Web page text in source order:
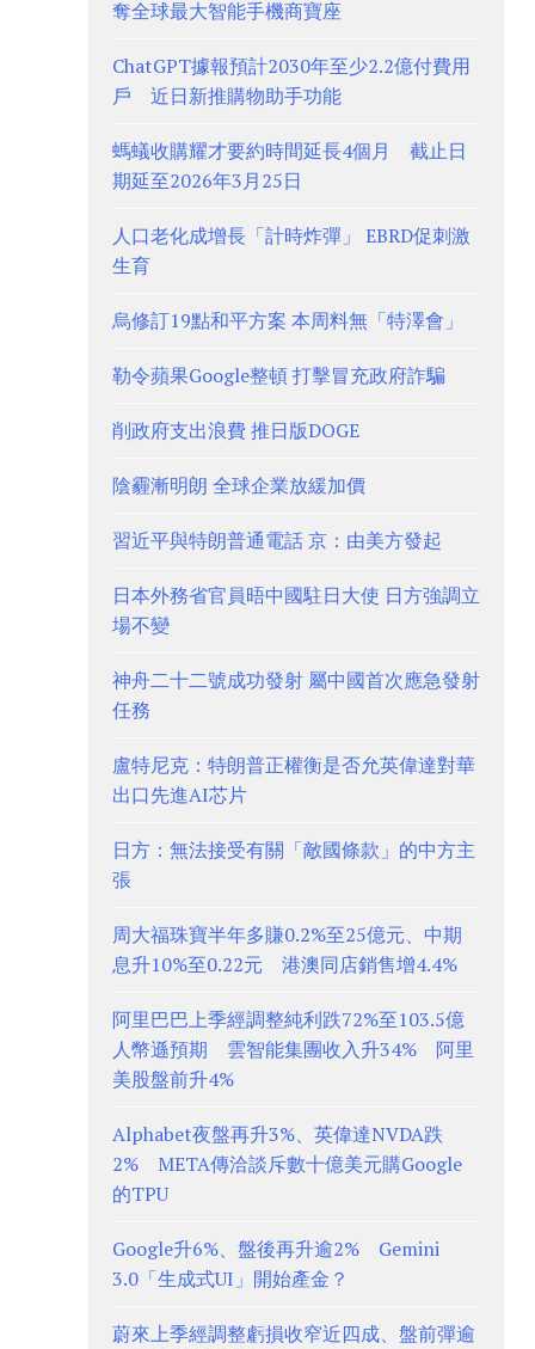
奪全球最大智能手機商寶座
ChatGPT據報預計2030年至少2.2億付費用
戶 近日新推購物助手功能
螞蟻收購耀才要約時間延長4個月 截止日
期延至2026年3月25日
人口老化成增長「計時炸彈」 EBRD促刺激
生育
烏修訂19點和平方案 本周料無「特澤會」
勒令蘋果Google整頓 打擊冒充政府詐騙
削政府支出浪費 推日版DOGE
陰霾漸明朗 全球企業放緩加價
習近平與特朗普通電話 京：由美方發起
日本外務省官員晤中國駐日大使 日方強調立
場不變
神舟二十二號成功發射 屬中國首次應急發射
任務
盧特尼克：特朗普正權衡是否允英偉達對華
出口先進AI芯片
日方：無法接受有關「敵國條款」的中方主
張
周大福珠寶半年多賺0.2%至25億元、中期
息升10%至0.22元 港澳同店銷售增4.4%
阿里巴巴上季經調整純利跌72%至103.5億
人幣遜預期 雲智能集團收入升34% 阿里
美股盤前升4%
Alphabet夜盤再升3%、英偉達NVDA跌
2% META傳洽談斥數十億美元購Google
的TPU
Google升6%、盤後再升逾2% Gemini
3.0「生成式UI」開始產金？
蔚來上季經調整虧損收窄近四成、盤前彈逾